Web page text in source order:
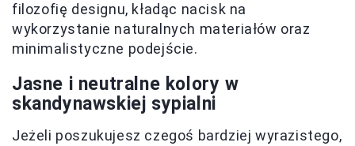
filozofię designu, kładąc nacisk na
wykorzystanie naturalnych materiałów oraz
minimalistyczne podejście.
Jasne i neutralne kolory w
skandynawskiej sypialni
Jeżeli poszukujesz czegoś bardziej wyrazistego,